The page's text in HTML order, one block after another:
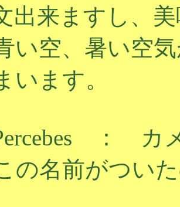
来ますし、
い空、暑い空
ます。
： カ
の名前がつい